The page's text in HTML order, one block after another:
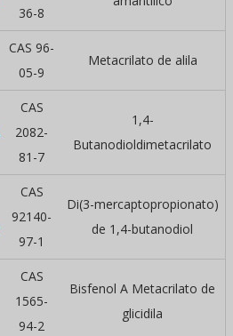
36-8
CAS 96-
05-9
Metacrilato de alila
CAS
2082-
81-7
1,4-
Butanodioldimetacrilato
CAS
92140-
97-1
Di(3-mercaptopropionato)
de 1,4-butanodiol
CAS
1565-
94-2
Bisfenol A Metacrilato de
glicidila